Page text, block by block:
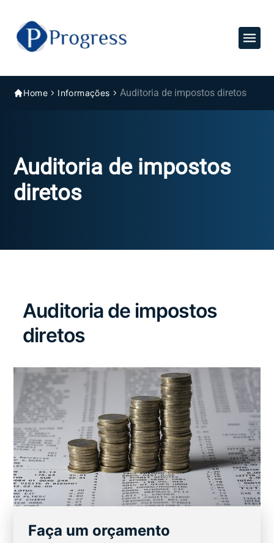
Home Informações Auditoria de impostos diretos
Auditoria de impostos
diretos
Auditoria de impostos
diretos
Faça um orçamento